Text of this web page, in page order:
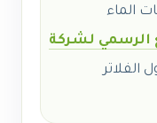
الماء
الرسمي لشركة
الفلاتر